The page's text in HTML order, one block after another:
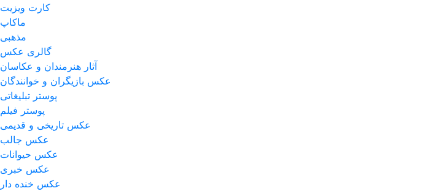
کارت ویزیت
ماکاپ
مذهبی
گالری عکس
آثار هنرمندان و عکاسان
عکس بازیگران و خوانندگان
پوستر تبلیغاتی
پوستر فیلم
عکس تاریخی و قدیمی
عکس جالب
عکس حیوانات
عکس خبری
عکس خنده دار